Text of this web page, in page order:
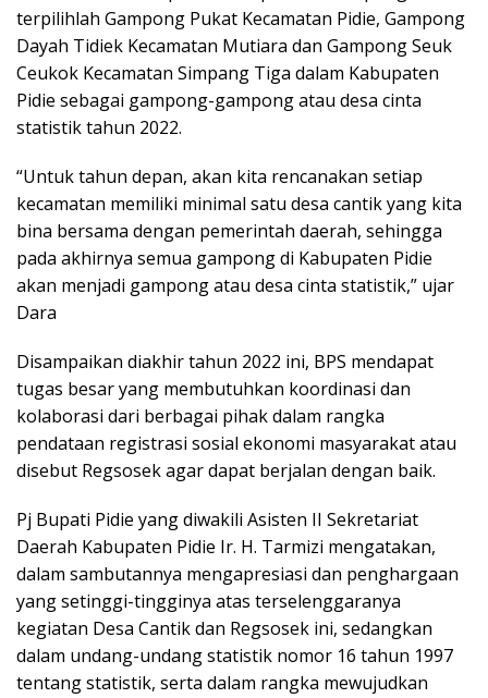
terpilihlah Gampong Pukat Kecamatan Pidie, Gampong
Dayah Tidiek Kecamatan Mutiara dan Gampong Seuk
Ceukok Kecamatan Simpang Tiga dalam Kabupaten
Pidie sebagai gampong-gampong atau desa cinta
statistik tahun 2022.
“Untuk tahun depan, akan kita rencanakan setiap
kecamatan memiliki minimal satu desa cantik yang kita
bina bersama dengan pemerintah daerah, sehingga
pada akhirnya semua gampong di Kabupaten Pidie
akan menjadi gampong atau desa cinta statistik,” ujar
Dara
Disampaikan diakhir tahun 2022 ini, BPS mendapat
tugas besar yang membutuhkan koordinasi dan
kolaborasi dari berbagai pihak dalam rangka
pendataan registrasi sosial ekonomi masyarakat atau
disebut Regsosek agar dapat berjalan dengan baik.
Pj Bupati Pidie yang diwakili Asisten II Sekretariat
Daerah Kabupaten Pidie Ir. H. Tarmizi mengatakan,
dalam sambutannya mengapresiasi dan penghargaan
yang setinggi-tingginya atas terselenggaranya
kegiatan Desa Cantik dan Regsosek ini, sedangkan
dalam undang-undang statistik nomor 16 tahun 1997
tentang statistik, serta dalam rangka mewujudkan